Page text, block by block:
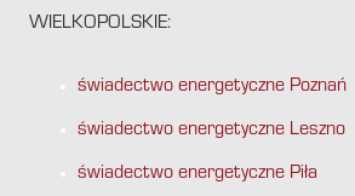
WIELKOPOLSKIE:
świadectwo energetyczne Poznań
świadectwo energetyczne Leszno
świadectwo energetyczne Piła